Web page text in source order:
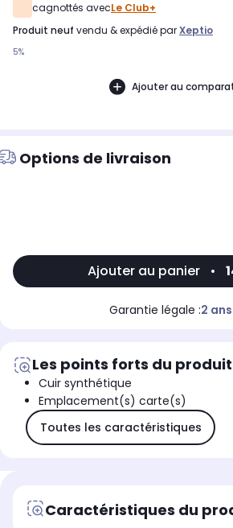
cagnottés avecLe Club+
produit neuf vendu & expédié parXeptio
5%
Ajouter au
Options de livraison
Ajouter au panier •
Garantie légale :2 ans
Les points forts du produit
Cuir synthétique
Emplacement(s) carte(s)
Toutes les caractéristiques
Caractéristiques du